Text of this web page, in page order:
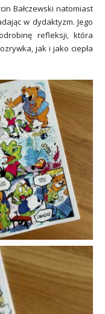
Bałczewski natomiast
w dydaktyzm. Jego
refleksji, która
jak i jako ciepła